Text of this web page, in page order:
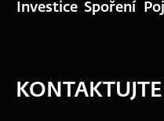
Investice Spoření